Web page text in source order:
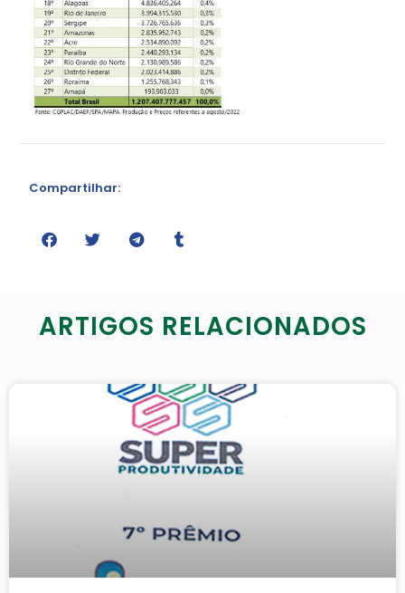
Compartilhar:
ARTIGOS RELACIONADOS